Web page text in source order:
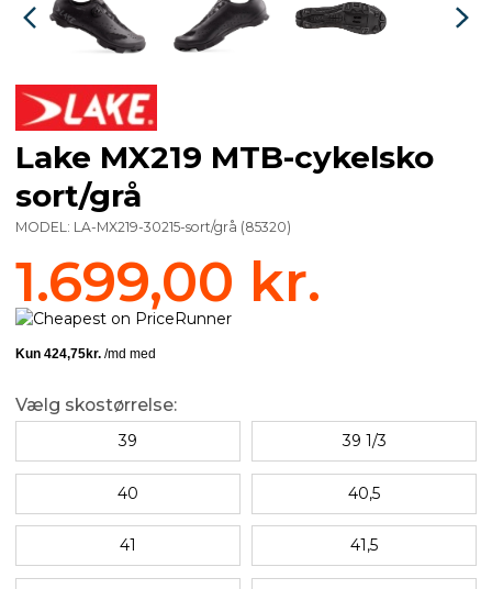
Lake MX219 MTB-cykelsko
sort/grå
MODEL: LA-MX219-30215-sort/grå (85320)
1.699,00 kr.
Vælg skostørrelse:
39 39 1/3
40 40,5
41 41,5